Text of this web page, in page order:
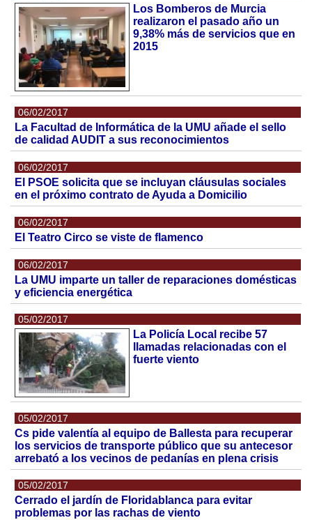
Los Bomberos de Murcia
realizaron el pasado año un
9,38% más de servicios que en
2015
06/02/2017
La Facultad de Informática de la UMU añade el sello
de calidad AUDIT a sus reconocimientos
06/02/2017
El PSOE solicita que se incluyan cláusulas sociales
en el próximo contrato de Ayuda a Domicilio
06/02/2017
El Teatro Circo se viste de flamenco
06/02/2017
La UMU imparte un taller de reparaciones domésticas
y eficiencia energética
05/02/2017
La Policía Local recibe 57
llamadas relacionadas con el
fuerte viento
05/02/2017
Cs pide valentía al equipo de Ballesta para recuperar
los servicios de transporte público que su antecesor
arrebató a los vecinos de pedanías en plena crisis
05/02/2017
Cerrado el jardín de Floridablanca para evitar
problemas por las rachas de viento